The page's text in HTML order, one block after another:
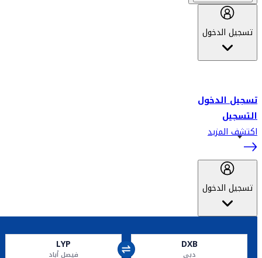
تسجيل الدخول
تسجيل الدخول
التسجيل
اكتشف المزيد
تسجيل الدخول
DXB
دبي
LYP
فيصل أباد